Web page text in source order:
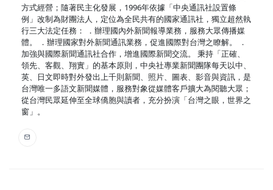
方式經營；隨著民主化發展，1996年依據「中央通訊社設置條
例」改制為財團法人，定位為全民共有的國家通訊社，獨立超然執
行三大法定任務： ．辦理國內外新聞報導業務，服務大眾傳播媒
體。 ．辦理國家對外新聞通訊業務，促進國際對台灣之瞭解。 ．
加強與國際新聞通訊社合作，增進國際新聞交流。 秉持「正確、
領先、客觀、翔實」的基本原則，中央社專業新聞團隊每天以中、
英、日文即時對外發出上千則新聞、照片、圖表、影音與資訊，是
台灣唯一多語文新聞媒體，服務對象從媒體客戶擴大為閱聽大眾；
從台灣民眾延伸至全球僑胞與讀者，充分扮演「台灣之眼，世界之
窗」。